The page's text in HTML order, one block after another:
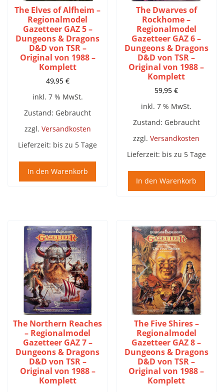
The Elves of Alfheim –
Regionalmodel
Gazetteer GAZ 5 –
Dungeons & Dragons
D&D von TSR –
Original von 1988 –
Komplett
49,95 €
inkl. 7 % MwSt.
Zustand: Gebraucht
zzgl. Versandkosten
Lieferzeit: bis zu 5 Tage
In den Warenkorb
The Dwarves of
Rockhome –
Regionalmodel
Gazetteer GAZ 6 –
Dungeons & Dragons
D&D von TSR –
Original von 1988 –
Komplett
59,95€
inkl. 7 % MwSt.
Zustand: Gebraucht
zzgl.Versandkosten
Lieferzeit: bis zu 5 Tage
In den Warenkorb
The Northern Reaches
– Regionalmodel
Gazetteer GAZ 7 –
Dungeons & Dragons
D&D von TSR –
Original von 1988 –
Komplett
The Five Shires –
Regionalmodel
Gazetteer GAZ 8 –
Dungeons & Dragons
D&D von TSR –
Original von 1988 –
Komplett